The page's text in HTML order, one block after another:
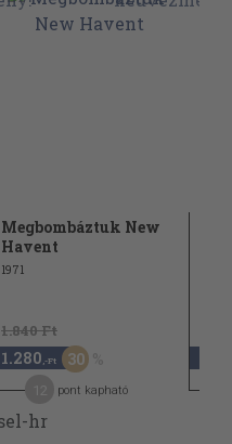
Megbombáztuk New
Havent
1971
1.840 Ft
1.280 ,-Ft 30
pont kapható